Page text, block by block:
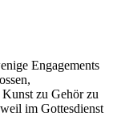
Engagements
zu Gehör zu
im Gottesdienst